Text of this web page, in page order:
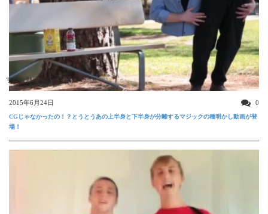
すごい動画
2015年6月24日 0
CGじゃなかったの！？とうとうあの上半身と下半身が分離するマジックの種明かし動画が登
場！